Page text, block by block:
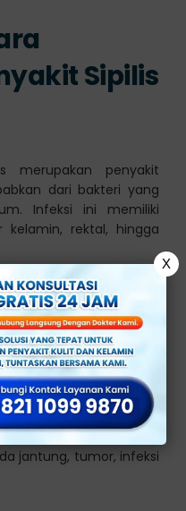
Sipilis
merupakan penyakit
dari bakteri yang
Infeksi ini memiliki
rektal, hingga
sehingga membuat
bila tertular.
rasa sakit, penderita
secepat
penyakit ini akan
komplikasi penyakit
jantung, tumor, infeksi
X